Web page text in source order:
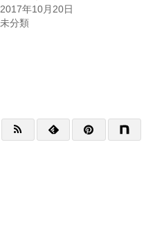
2017年10月20日
未分類